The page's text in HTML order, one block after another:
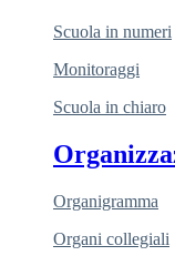
Scuola in numeri
Monitoraggi
Scuola in chiaro
Organigramma
Organi collegiali